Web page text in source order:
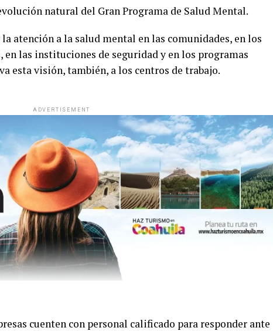
natural del Gran Programa de Salud Mental.
atención a la salud mental en las comunidades, en los
en las instituciones de seguridad y en los programas
esta visión, también, a los centros de trabajo.
ADVERTISEMENT
cuenten con personal calificado para responder ante